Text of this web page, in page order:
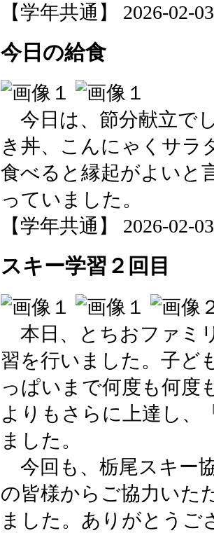
【学年共通】 2026-02-
今日の給食
今日は、節分献立で
き丼、こんにゃくサラ
食べると縁起がよいと
っていました。
【学年共通】 2026-02-
スキー学習２回目
本日、とちおファミ
習を行いました。子ど
っぱいまで何度も何度
よりもさらに上達し、
ました。
今回も、栃尾スキー
の皆様からご協力いた
ました。ありがとうご